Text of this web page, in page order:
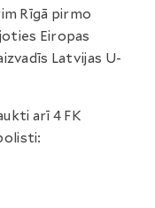
Rīgā pirmo
Eiropas
Latvijas U-
arī 4 FK